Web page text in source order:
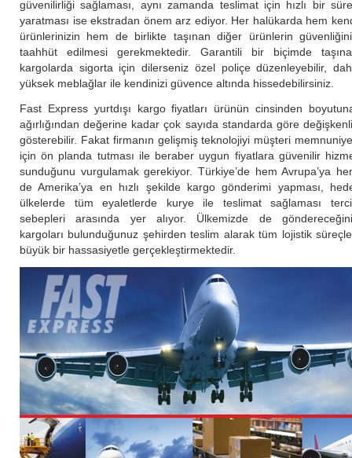
güvenilirliği sağlaması, aynı zamanda teslimat için hızlı bir
yaratması ise ekstradan önem arz ediyor. Her halükarda hem
ürünlerinizin hem de birlikte taşınan diğer ürünlerin
taahhüt edilmesi gerekmektedir. Garantili bir biçimde
kargolarda sigorta için dilerseniz özel poliçe düzenleyebilir,
yüksek meblağlar ile kendinizi güvence altında hissedebilirsiniz.
Fast Express yurtdışı kargo fiyatları ürünün cinsinden
ağırlığından değerine kadar çok sayıda standarda göre
gösterebilir. Fakat firmanın gelişmiş teknolojiyi müşteri
için ön planda tutması ile beraber uygun fiyatlara güvenilir
sunduğunu vurgulamak gerekiyor. Türkiye’de hem Avrupa’ya
de Amerika’ya en hızlı şekilde kargo gönderimi yapması,
ülkelerde tüm eyaletlerde kurye ile teslimat sağlaması
sebepleri arasında yer alıyor. Ülkemizde de
kargoları bulunduğunuz şehirden teslim alarak tüm lojistik
büyük bir hassasiyetle gerçekleştirmektedir.